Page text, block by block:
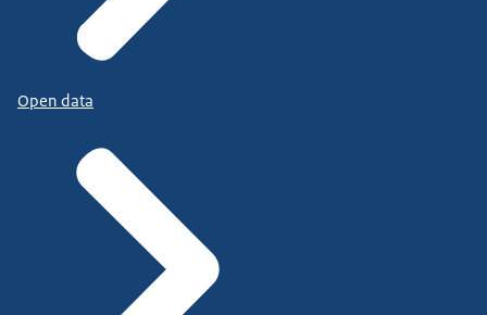
Open data